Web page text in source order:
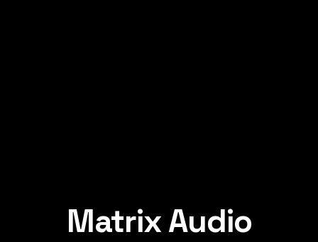
Matrix Audio